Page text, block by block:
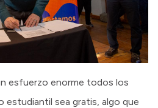
esfuerzo enorme todos los
estudiantil sea gratis, algo que